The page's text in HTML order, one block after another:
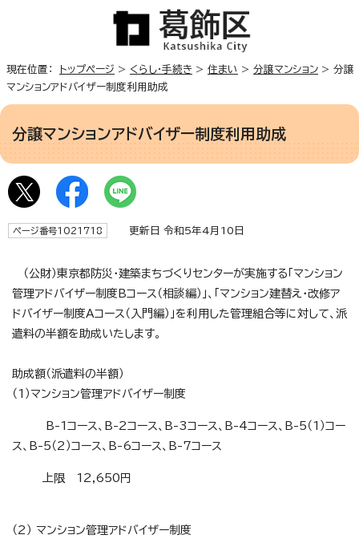
現在位置： トップページ > くらし・手続き > 住まい > 分譲マンション > 分譲
マンションアドバイザー制度利用助成
分譲マンションアドバイザー制度利用助成
ページ番号1021718 更新日 令和5年4月10日
（公財）東京都防災・建築まちづくりセンターが実施する「マンション
管理アドバイザー制度Bコース（相談編）」、「マンション建替え・改修ア
ドバイザー制度Aコース（入門編）」を利用した管理組合等に対して、派
遣料の半額を助成いたします。
助成額（派遣料の半額）
（1）マンション管理アドバイザー制度
B-1コース、B-2コース、B-3コース、B-4コース、B-5（1）コー
ス、B-5（2）コース、B-6コース、B-7コース
上限 12,650円
（2） マンション管理アドバイザー制度